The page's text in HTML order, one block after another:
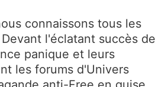
connaissons tous les
l'éclatant succès de
panique et leurs
les forums d'Univers